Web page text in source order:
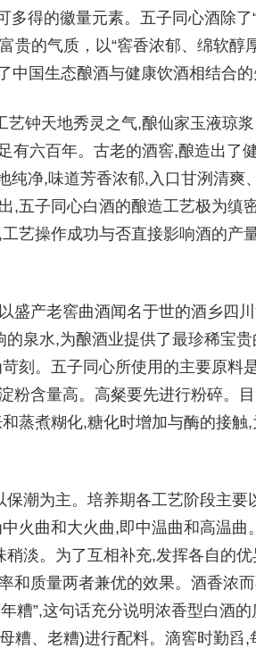
得的徽量元素。五子同心酒除了“
贵的气质，以“窖香浓郁、绵软醇
国生态酿酒与健康饮酒相结合的
艺钟天地秀灵之气,酿仙家玉液琼
有六百年。古老的酒窖,酿造出了
纯净,味道芳香浓郁,入口甘洌清爽
,五子同心白酒的酿造工艺极为缜
艺操作成功与否直接影响酒的产
盛产老窖曲酒闻名于世的酒乡四
泉水,为酿酒业提供了最珍稀宝
刻。五子同心所使用的主要原料
粉含量高。高粲要先进行粉碎。
蒸煮糊化,糖化时增加与酶的接触
潮为主。培养期各工艺阶段主要
火曲和大火曲,即中温曲和高温曲
淡。为了互相补充,发挥各自的
和质量两者兼优的效果。酒香浓
糟”,这句话充分说明浓香型白酒的
糟、老糟)进行配料。滴窖时勤舀,